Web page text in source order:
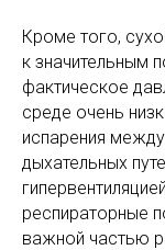
Кроме того,
к значительным
фактическое
среде очень
испарения
дыхательных
респираторные
важной частью